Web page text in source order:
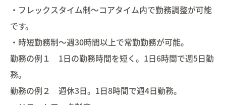
・フレックスタイム制～コアタイム内で勤務調整が可能
です。
・時短勤務制～週30時間以上で常勤勤務が可能。
勤務の例１ 1日の勤務時間を短く。1日6時間で週5日勤
務。
勤務の例２ 週休3日。1日8時間で週4日勤務。